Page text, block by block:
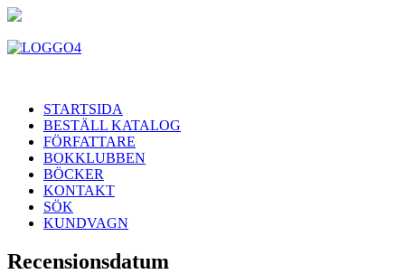
STARTSIDA
BESTÄLL KATALOG
FÖRFATTARE
BOKKLUBBEN
BÖCKER
KONTAKT
SÖK
KUNDVAGN
Recensionsdatum